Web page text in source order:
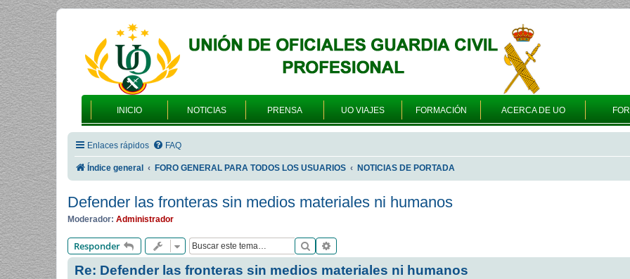
INICIO NOTICIAS PRENSA UO VIAJES FORMACIÓN ACERCA DE UO
Enlaces rápidos FAQ
Índice general FORO GENERAL PARA TODOS LOS USUARIOS NOTICIAS DE PORTADA
Defender las fronteras sin medios materiales ni humanos
Moderador: Administrador
Responder Buscar
Re: Defender las fronteras sin medios materiales ni humanos